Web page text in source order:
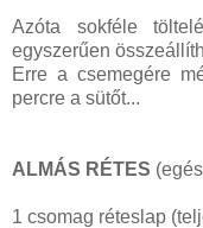
Azóta sokféle
egyszerűen
Erre a csemegére
percre a sütőt...
ALMÁS RÉTES
1 csomag réteslap